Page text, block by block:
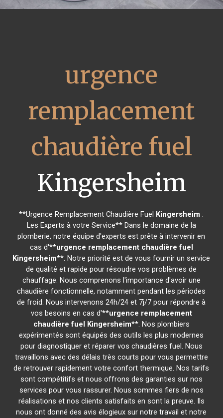
urgence
remplacement
chaudière fuel
Kingersheim
**Urgence Remplacement Chaudière Fuel Kingersheim :
Les Experts à votre Service** Dans le domaine de la
plomberie, notre équipe d'experts est prête à intervenir en
cas d'**urgence remplacement chaudière fuel
Kingersheim**. Notre priorité est de vous fournir un service
de qualité et rapide pour résoudre vos problèmes de
chauffage. Nous comprenons l'importance d'avoir une
chaudière fonctionnelle, notamment pendant les périodes
de froid. Nous intervenons 24h/24 et 7j/7 pour répondre à
vos besoins en cas d'**urgence remplacement
chaudière fuel Kingersheim**. Nos plombiers
expérimentés sont équipés des outils les plus modernes
pour diagnostiquer et réparer vos chaudières fuel. Nous
travaillons avec des délais très courts pour vous permettre
de retrouver rapidement votre confort thermique. Nos tarifs
sont compétitifs et nous offrons des garanties sur nos
services pour vous rassurer. Nous sommes fiers de nos
réalisations et nos clients satisfaits en sont la preuve. Ils
nous ont donné des avis élogieux sur notre travail et notre